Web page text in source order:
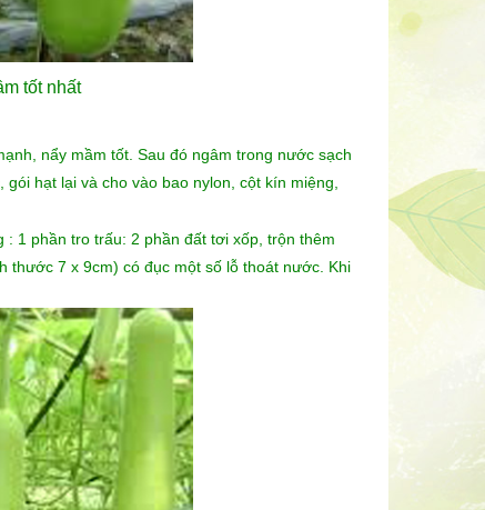
tốt nhất
nẩy mầm tốt. Sau đó ngâm trong nước sạch
hạt lại và cho vào bao nylon, cột kín miệng,
1 phần tro trấu: 2 phần đất tơi xốp, trộn thêm
thước 7 x 9cm) có đục một số lỗ thoát nước. Khi